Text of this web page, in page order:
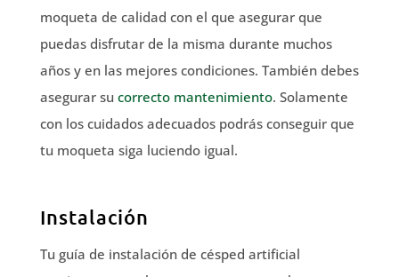
moqueta de calidad con el que asegurar que
puedas disfrutar de la misma durante muchos
años y en las mejores condiciones. También debes
asegurar su correcto mantenimiento. Solamente
con los cuidados adecuados podrás conseguir que
tu moqueta siga luciendo igual.
Instalación
Tu guía de instalación de césped artificial